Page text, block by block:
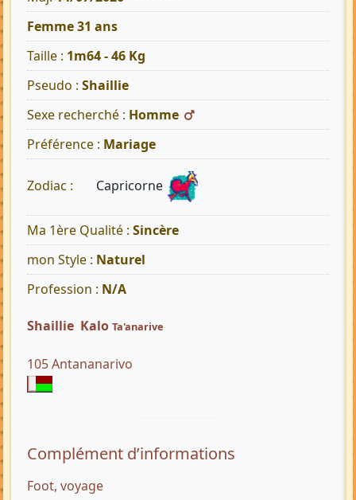
Femme 31 ans
Taille : 1m64 - 46 Kg
Pseudo : Shaillie
Sexe recherché : Homme
Préférence : Mariage
Zodiac : Capricorne
Ma 1ère Qualité : Sincère
mon Style : Naturel
Profession : N/A
Shaillie Kalo Ta'anarive
105 Antananarivo
Complément d’informations
Foot, voyage